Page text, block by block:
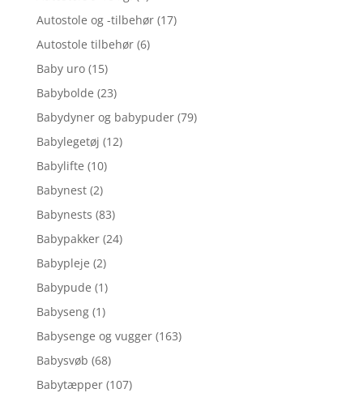
Autostole og -tilbehør (17)
Autostole tilbehør (6)
Baby uro (15)
Babybolde (23)
Babydyner og babypuder (79)
Babylegetøj (12)
Babylifte (10)
Babynest (2)
Babynests (83)
Babypakker (24)
Babypleje (2)
Babypude (1)
Babyseng (1)
Babysenge og vugger (163)
Babysvøb (68)
Babytæpper (107)